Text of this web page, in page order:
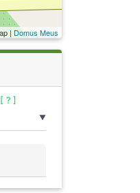
| Domus Meus
▼
[ ? ]